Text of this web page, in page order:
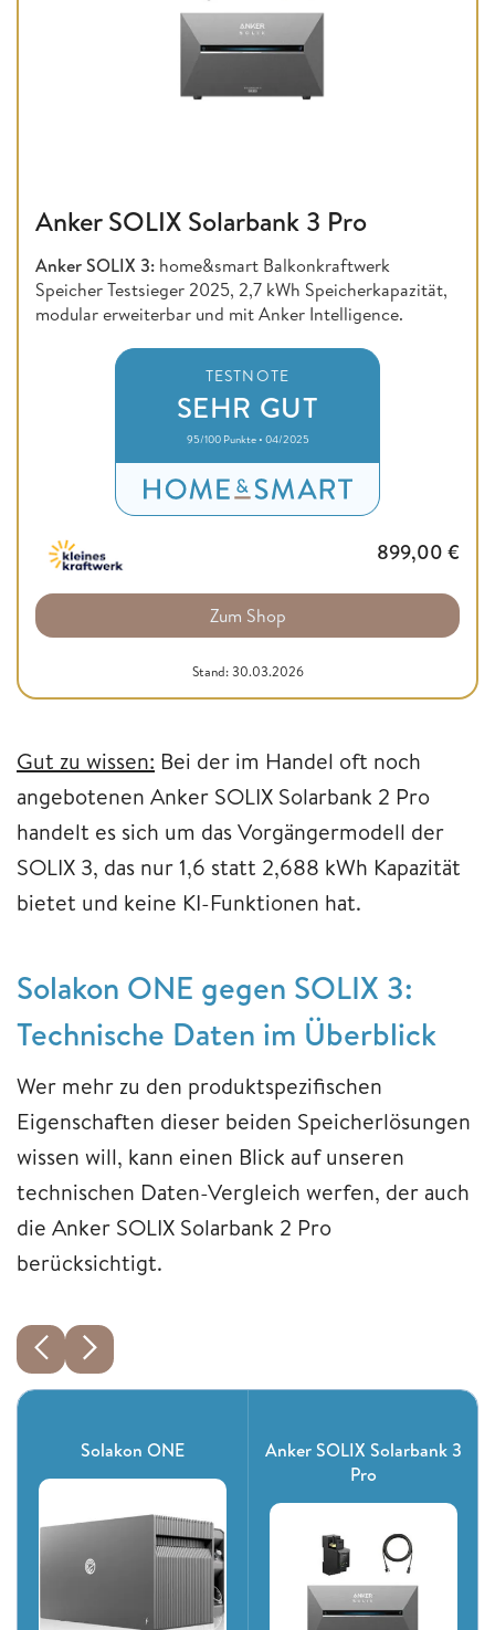
Anker SOLIX Solarbank 3 Pro
Anker SOLIX 3: home&smart Balkonkraftwerk
Speicher Testsieger 2025, 2,7 kWh Speicherkapazität,
modular erweiterbar und mit Anker Intelligence.
TESTNOTE
SEHR GUT
95/100 Punkte • 04/2025
899,00 €
Zum Shop
Stand: 30.03.2026
Gut zu wissen: Bei der im Handel oft noch
angebotenen Anker SOLIX Solarbank 2 Pro
handelt es sich um das Vorgängermodell der
SOLIX 3, das nur 1,6 statt 2,688 kWh Kapazität
bietet und keine KI-Funktionen hat.
Solakon ONE gegen SOLIX 3:
Technische Daten im Überblick
Wer mehr zu den produktspezifischen
Eigenschaften dieser beiden Speicherlösungen
wissen will, kann einen Blick auf unseren
technischen Daten-Vergleich werfen, der auch
die Anker SOLIX Solarbank 2 Pro
berücksichtigt.
Solakon ONE
Anker SOLIX Solarbank 3
Pro